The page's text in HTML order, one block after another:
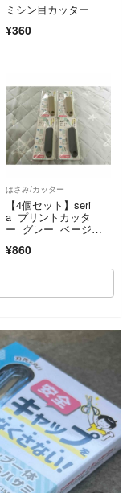
ミシン目カッター
¥360
はさみ/カッター
【4個セット】seri
a プリントカッタ
ー グレー ベージ
¥860